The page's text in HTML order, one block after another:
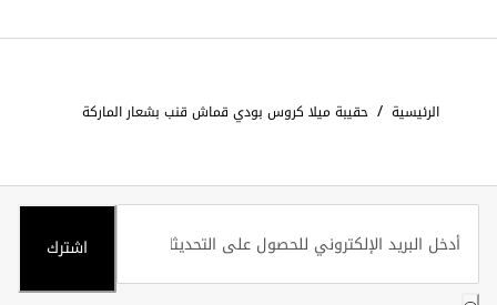
الرئيسية / حقيبة ميلا كروس بودي قماش قنب بشعار الماركة
اشترك